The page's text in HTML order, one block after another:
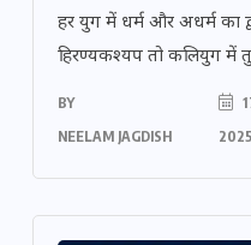
हर युग में धर्म और अधर्म का
हिरण्यकश्यप तो कलियुग में
BY
NEELAM JAGDISH
2025